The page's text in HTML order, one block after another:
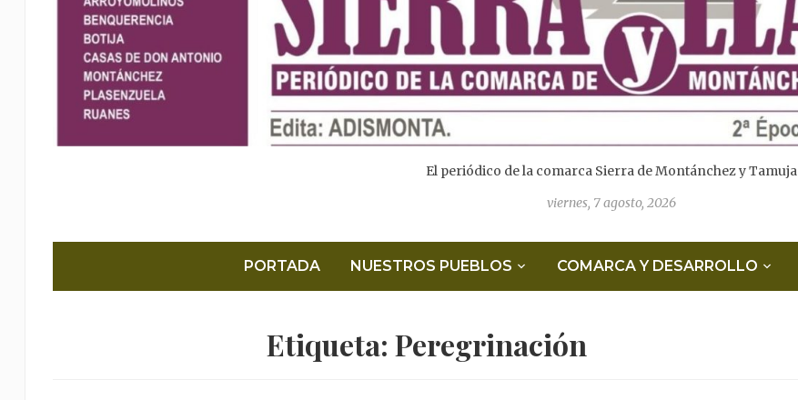
El periódico de la comarca Sierra de Montánchez y Tamuja
viernes, 7 agosto, 2026
PORTADA NUESTROS PUEBLOS COMARCA Y DESARROLLO
Etiqueta:Peregrinación